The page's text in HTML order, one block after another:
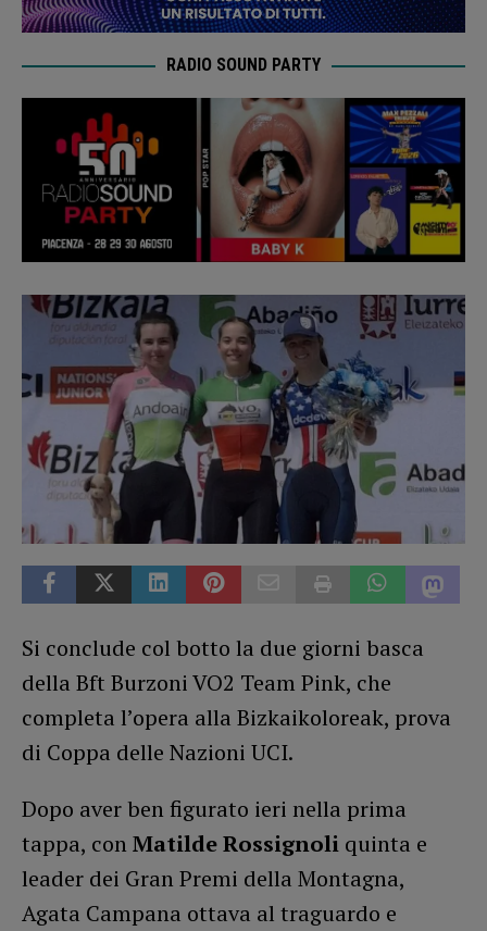
RADIO SOUND PARTY
Si conclude col botto la due giorni basca
della Bft Burzoni VO2 Team Pink, che
completa l’opera alla Bizkaikoloreak, prova
di Coppa delle Nazioni UCI.
Dopo aver ben figurato ieri nella prima
tappa, conMatilde Rossignoli quinta e
leader dei Gran Premi della Montagna,
Agata Campana ottava al traguardo e